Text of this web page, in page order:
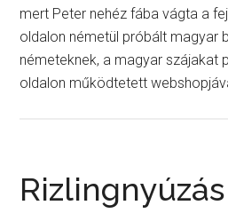
mert Peter nehéz fába vágta a
oldalon németül próbált magyar
németeknek, a magyar szájakat
oldalon működtetett
Rizlingnyúzás